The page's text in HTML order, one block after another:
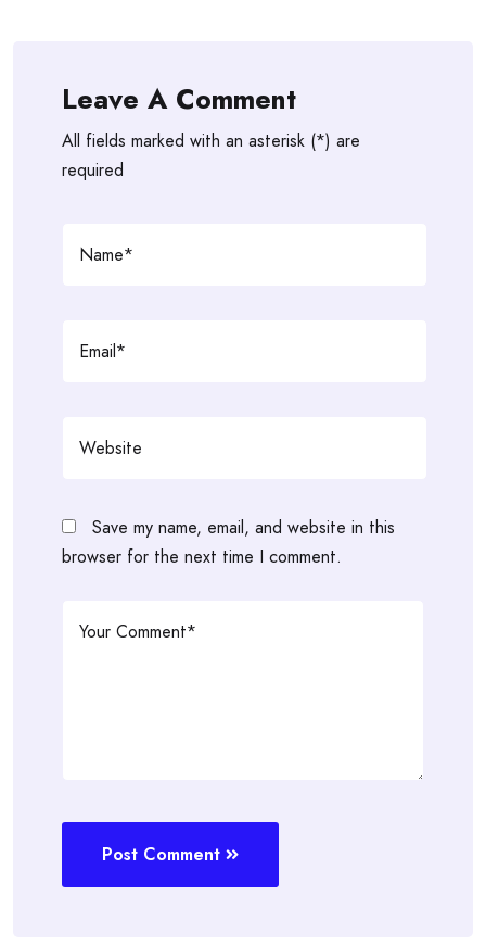
Leave A Comment
All fields marked with an asterisk (*) are
required
Save my name, email, and website in this
browser for the next time I comment.
Post Comment